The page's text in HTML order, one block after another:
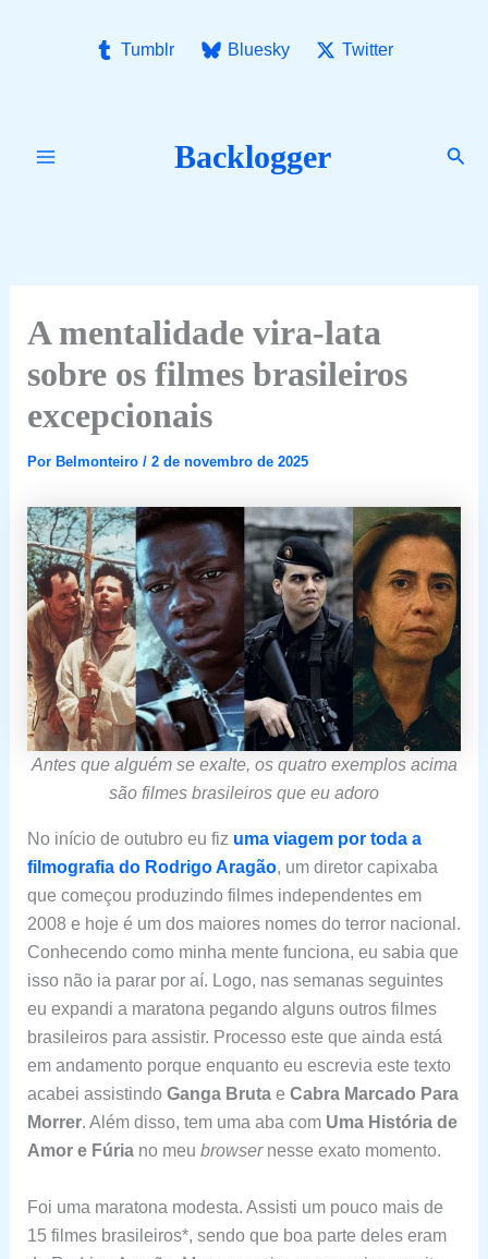
Tumblr Bluesky Twitter
Backlogger
A mentalidade vira-lata
sobre os filmes brasileiros
excepcionais
Por Belmonteiro / 2 de novembro de 2025
Antes que alguém se exalte, os quatro exemplos acima
são filmes brasileiros que eu adoro
No início de outubro eu fiz uma viagem por toda a
filmografia do Rodrigo Aragão, um diretor capixaba
que começou produzindo filmes independentes em
2008 e hoje é um dos maiores nomes do terror nacional.
Conhecendo como minha mente funciona, eu sabia que
isso não ia parar por aí. Logo, nas semanas seguintes
eu expandi a maratona pegando alguns outros filmes
brasileiros para assistir. Processo este que ainda está
em andamento porque enquanto eu escrevia este texto
acabei assistindo Ganga Brutae Cabra Marcado Para
Morrer. Além disso, tem uma aba com Uma História de
Amor e Fúria no meu browser nesse exato momento.
Foi uma maratona modesta. Assisti um pouco mais de
15 filmes brasileiros*, sendo que boa parte deles eram